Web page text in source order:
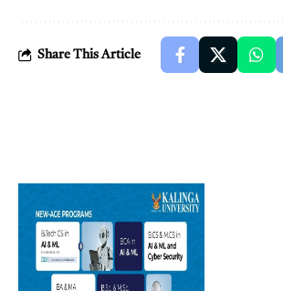
Share This Article